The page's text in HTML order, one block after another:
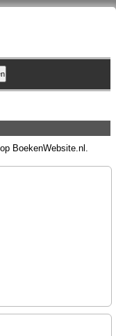
BoekenWebsite.nl.